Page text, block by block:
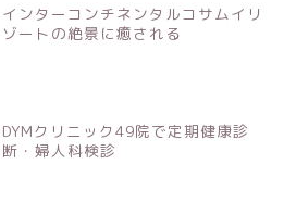
インターコンチネンタルコサムイリ
ゾートの絶景に癒される
DYMクリニック49院で定期健康診
断・婦人科検診